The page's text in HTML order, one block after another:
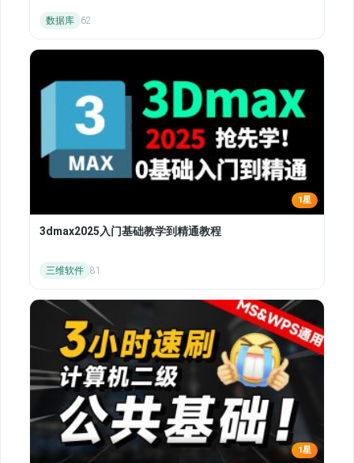
数据库 62
1星
3dmax2025入门基础教学到精通教程
三维软件 81
1星